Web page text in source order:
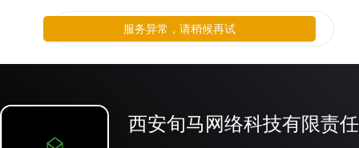
西安旬马网络科技有限责
服务异常，请稍候再试